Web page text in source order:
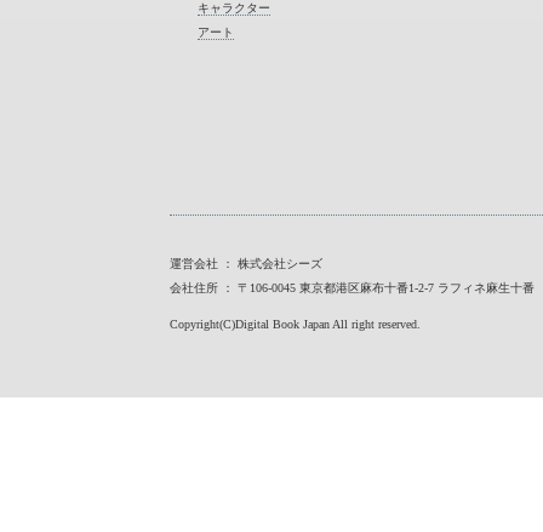
キャラクター
アート
運営会社 ： 株式会社シーズ
会社住所 ： 〒106-0045 東京都港区麻布十番1-2-7 ラフィネ麻生十番
Copyright(C)Digital Book Japan All right reserved.